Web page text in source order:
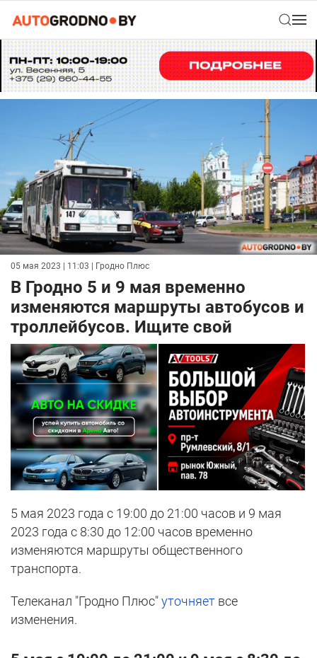
05 мая 2023 | 11:03 | Гродно Плюс
В Гродно 5 и 9 мая временно
изменяются маршруты автобусов и
троллейбусов. Ищите свой
5 мая 2023 года с 19:00 до 21:00 часов и 9 мая
2023 года с 8:30 до 12:00 часов временно
изменяются маршруты общественного
транспорта.
Телеканал "Гродно Плюс"уточняет все
изменения.